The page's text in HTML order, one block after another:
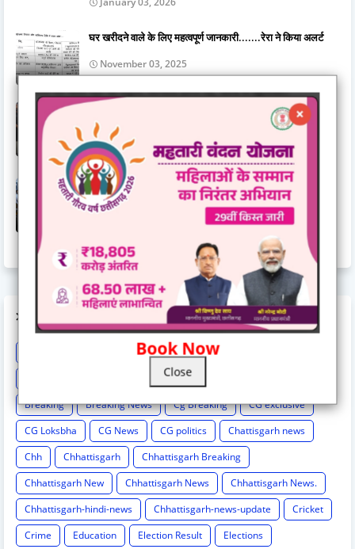
Book Now
Close
घर खरीदने वाले के लिए महत्वपूर्ण जानकारी.......रेरा ने किया अलर्ट
November 03, 2025
गुरुद्वारा दयालबंद बिलासपुर में गुरु अर्जन देव जी के शहीदी दिवस की
तैयारियाँ पूर्ण, सवा महीने के सुखमनी साहिब पाठ का हुआ समापन
June 15, 2026
जिला स्तरीय राज्योत्सव 2025 : केंद्रीय राज्यमंत्री तोखन साहू ने
दिव्यांगजनों को दिए ट्रायसायकल एवं व्हीलचेयर,ट्रायसायकल और
व्हीलचेयर पाकर खिले दिव्यांगजनों के चेहरे
Big breaking Bilaspur
Bilaspur News.
Breaking
Breaking News Cg Breaking
CG exclusive
CG Loksbha
CG News CG politics
Chattisgarh news
Chh
Chhattisgarh
Chhattisgarh Breaking
Chhattisgarh New
Chhattisgarh News
Chhattisgarh News.
Chhattisgarh-hindi-news
Chhattisgarh-news-update
Cricket
Crime
Education Election Result
Elections